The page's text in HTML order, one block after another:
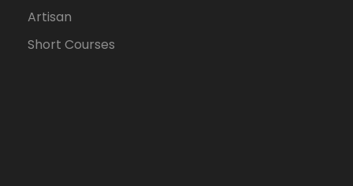
Artisan
Short Courses